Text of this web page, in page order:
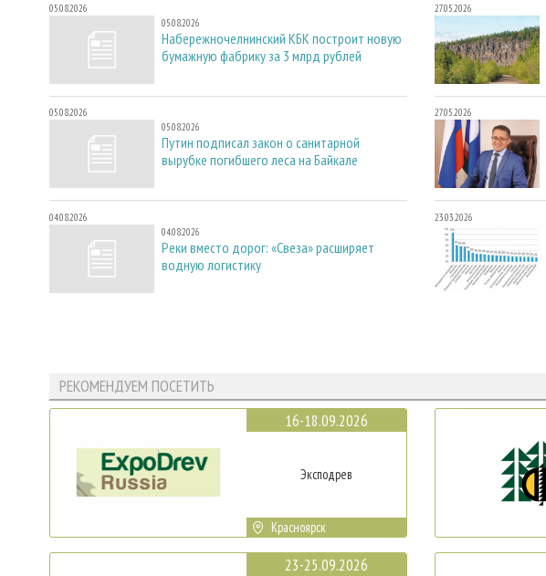
05.08.2026
05.08.2026
Набережночелнинский КБК построит новую
бумажную фабрику за 3 млрд рублей
05.08.2026
05.08.2026
Путин подписал закон о санитарной
вырубке погибшего леса на Байкале
04.08.2026
04.08.2026
Реки вместо дорог: «Свеза» расширяет
водную логистику
27.05.2026
27.05.2026
23.03.2026
РЕКОМЕНДУЕМ ПОСЕТИТЬ
16-18.09.2026
Эксподрев
Красноярск
23-25.09.2026